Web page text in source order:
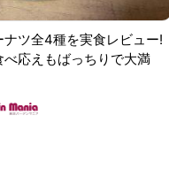
ナツ全4種を実食レビュー!
べ応えもばっちりで大満